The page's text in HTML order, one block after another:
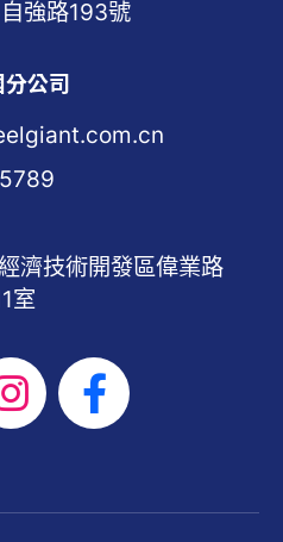
強路193號
分公司
濟技術開發區偉業路
室